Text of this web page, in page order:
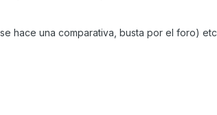
hace una comparativa, busta por el foro) etc